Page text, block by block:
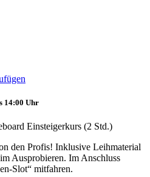
14:00 Uhr
Einsteigerkurs (2 Std.)
den Profis! Inklusive Leihmaterial
Ausprobieren. Im Anschluss
Slot“ mitfahren.